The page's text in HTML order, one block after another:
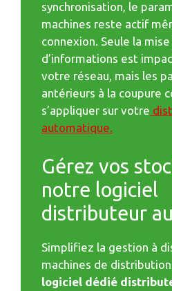
synchronisation, le
machines reste actif
connexion. Seule la
d’informations est
votre réseau, mais les
antérieurs à la coupure
s’appliquer sur votre
automatique.
Gérez vos
notre logiciel
distributeur
Simplifiez la gestion à
machines de
logiciel dédié